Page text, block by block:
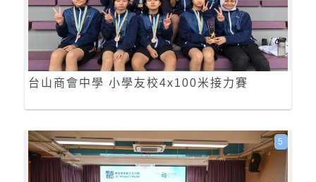
台山商會中學 小學友校4x100米接力賽
5